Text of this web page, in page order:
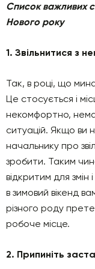
Список важливих
Нового року
1. Звільнитися з
Так, в році, що
Це стосується і
некомфортно,
ситуацій. Якщо ви
начальнику про
зробити. Таким
відкритим для
в зимовий вікенд
різного роду
робоче місце.
2. Припиніть